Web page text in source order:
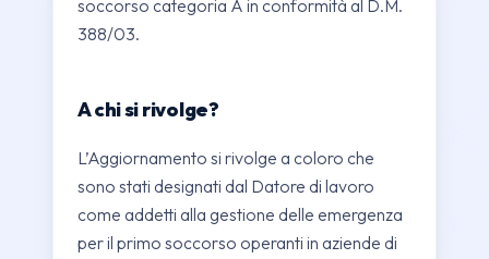
soccorso categoria A in conformità al D.M.
388/03.
A chi si rivolge?
L’Aggiornamento si rivolge a coloro che
sono stati designati dal Datore di lavoro
come addetti alla gestione delle emergenza
per il primo soccorso operanti in aziende di